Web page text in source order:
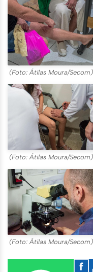
(Foto: Átilas Moura/Secom)
(Foto: Átilas Moura/Secom)
(Foto: Átilas Moura/Secom)